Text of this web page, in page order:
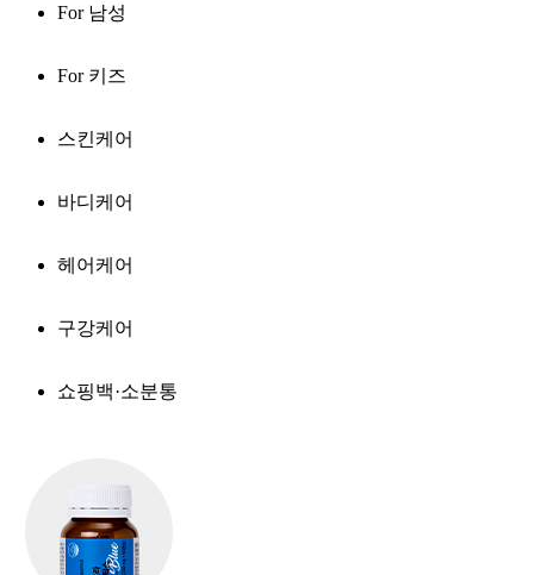
For 남성
For 키즈
스킨케어
바디케어
헤어케어
구강케어
쇼핑백·소분통